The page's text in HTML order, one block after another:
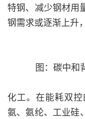
特钢、减少钢材用
钢需求或逐渐上升
图：碳中和
化工。在能耗双
氨、氨纶、工业硅